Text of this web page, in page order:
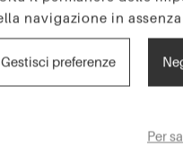
navigazione in
Gestisci preferenze
Per